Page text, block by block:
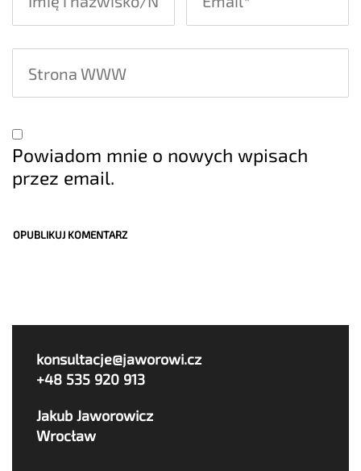
Powiadom mnie o nowych wpisach
przez email.
konsultacje@jaworowi.cz
+48 535 920 913
Jakub Jaworowicz
Wrocław